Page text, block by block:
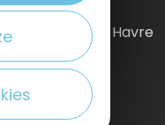
– 76059 Le Havre